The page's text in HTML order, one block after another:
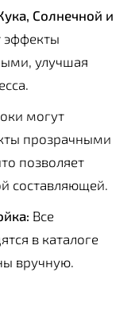
Солнечной и
эффекты
улучшая
могут
прозрачными
позволяет
составляющей.
Все
в каталоге
вручную.